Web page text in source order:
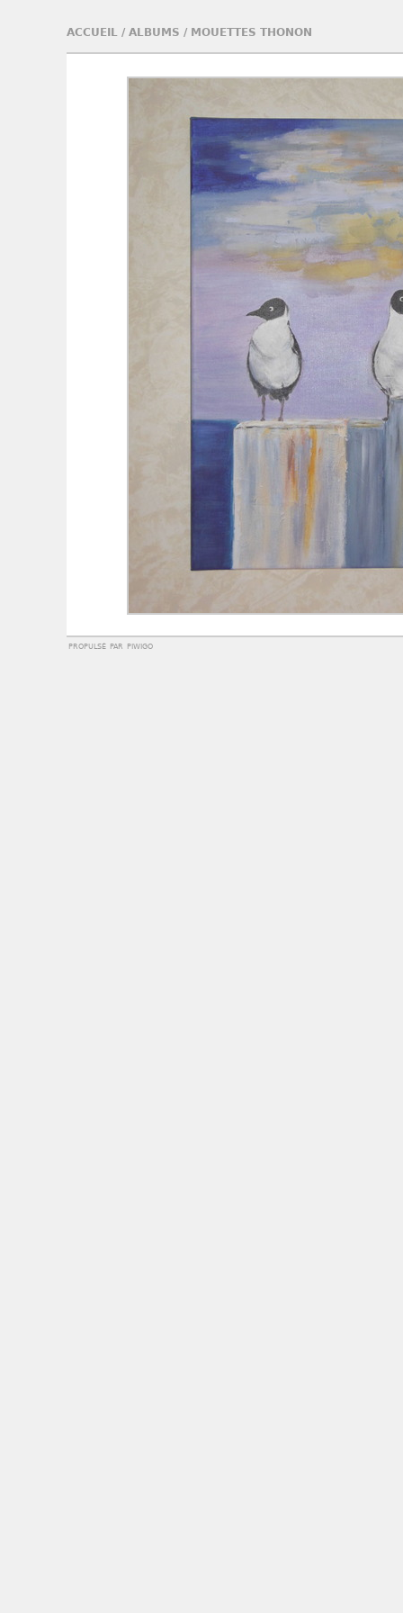
ACCUEIL/ ALBUMS / MOUETTES THONON
propulsé par piwigo